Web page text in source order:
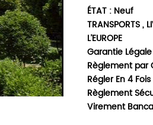
ÉTAT : Neuf
TRANSPORTS ,
L’EUROPE
Garantie
Règlement par
Régler En 4
Règlement
Virement